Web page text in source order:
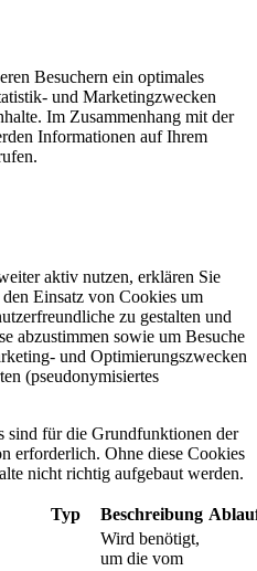
Besuchern ein optimales
und Marketingzwecken
Im Zusammenhang mit der
Informationen auf Ihrem
aktiv nutzen, erklären Sie
Einsatz von Cookies um
zu gestalten und
abzustimmen sowie um Besuche
und Optimierungszwecken
(pseudonymisiertes
sind für die Grundfunktionen der
erforderlich. Ohne diese Cookies
nicht richtig aufgebaut werden.
Typ Beschreibung
Wird benötigt,
um die vom